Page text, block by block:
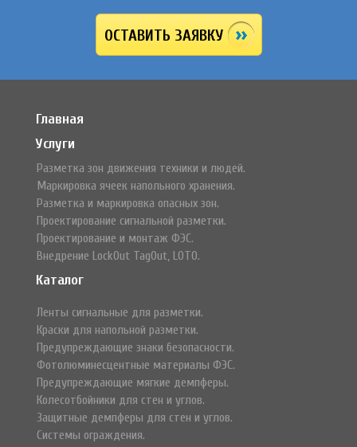
ОСТАВИТЬ ЗАЯВКУ
Главная
Услуги
Разметка зон движения техники и людей.
Маркировка ячеек напольного хранения.
Разметка и маркировка опасных зон.
Проектирование сигнальной разметки.
Проектирование и монтаж ФЭС.
Внедрение LockOut TagOut, LOTO.
Каталог
Ленты сигнальные для разметки.
Краски для напольной разметки.
Предупреждающие знаки безопасности.
Фотолюминесцентные материалы ФЭС.
Предупреждающие мягкие демпферы.
Колесотбойники для стен и углов.
Защитные демпферы для стен и углов.
Системы ограждения.